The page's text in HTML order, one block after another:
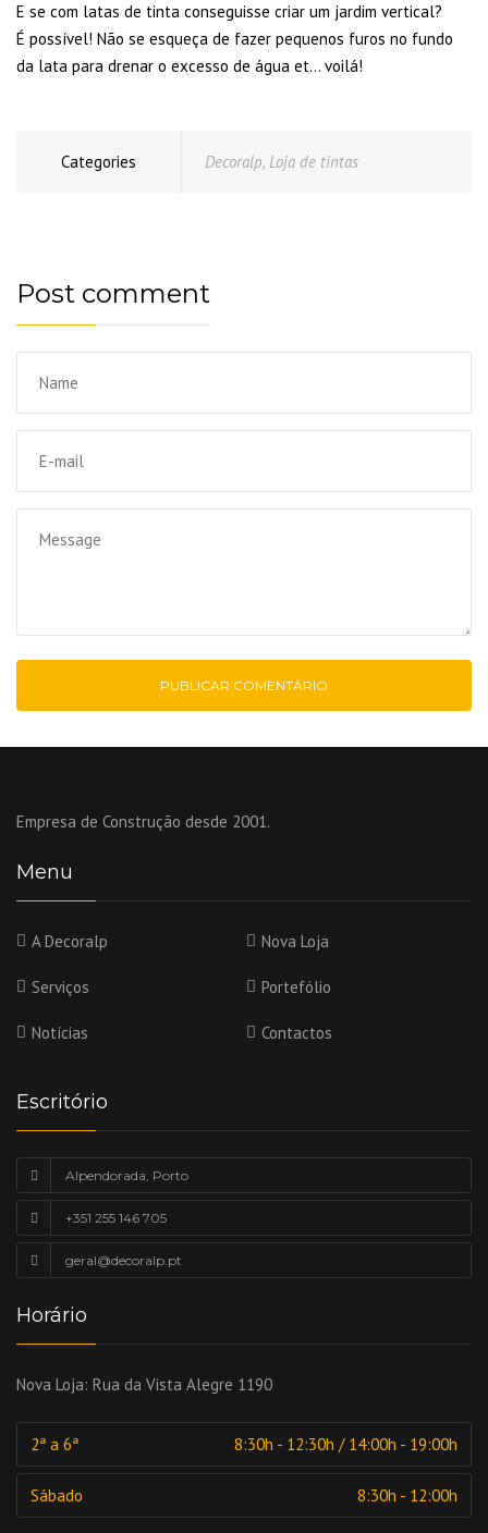
E se com latas de tinta conseguisse criar um jardim vertical?
É possível! Não se esqueça de fazer pequenos furos no fundo
da lata para drenar o excesso de água et… voilá!
Categories Decoralp, Loja de tintas
Post comment
Empresa de Construção desde 2001.
Menu
A Decoralp Nova Loja
Serviços Portefólio
Notícias Contactos
Escritório
Alpendorada, Porto
+351 255 146 705
geral@decoralp.pt
Horário
Nova Loja: Rua da Vista Alegre 1190
2ª a 6ª 8:30h - 12:30h / 14:00h - 19:00h
Sábado 8:30h - 12:00h